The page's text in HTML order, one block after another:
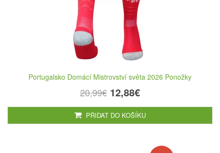
Portugalsko Domácí Mistrovství světa 2026 Ponožky
20,99€ 12,88€
PŘIDAT DO KOŠÍKU